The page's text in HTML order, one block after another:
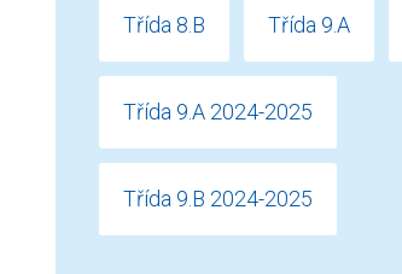
Třída 8.B Třída 9.A
Třída 9.A 2024-2025
Třída 9.B 2024-2025